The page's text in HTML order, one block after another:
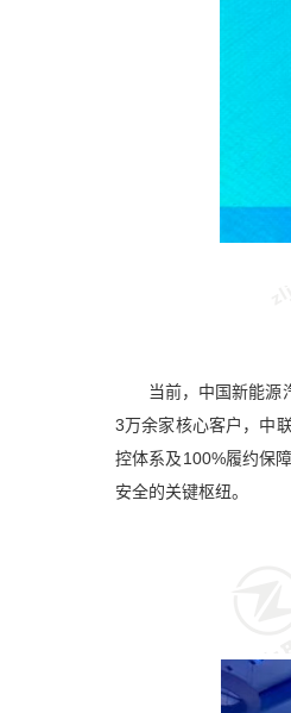
当前，中国新能源
3万余家核心客户，中
控体系及100%履约保
安全的关键枢纽。